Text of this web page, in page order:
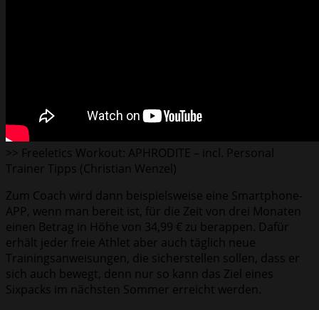
>> Freeletics Workout: APHRODITE – incl. Personal
Trainer Tipps (Christian Wenzel)
Zum Coach wird dann beispielsweise eine Smartphone-
APP, wenn man bereit ist, für die Zeit von drei Monaten
einen Betrag in Höhe von 34,99 € zu berappen. Dafür
erhält jeder freie Athlet aber auch täglich neue
Trainingsanweisungen, die sicherstellen sollen, dass er
sich auch bewegt, denn nur so kann das Ziel eines
Sixpacks im nächsten Sommer erreicht werden.